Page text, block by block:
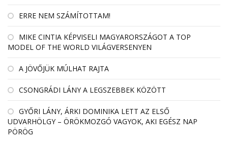
ERRE NEM SZÁMÍTOTTAM!
MIKE CINTIA KÉPVISELI MAGYARORSZÁGOT A TOP
MODEL OF THE WORLD VILÁGVERSENYEN
A JÖVŐJÜK MÚLHAT RAJTA
CSONGRÁDI LÁNY A LEGSZEBBEK KÖZÖTT
GYŐRI LÁNY, ÁRKI DOMINIKA LETT AZ ELSŐ
UDVARHÖLGY – ÖRÖKMOZGÓ VAGYOK, AKI EGÉSZ NAP
PÖRÖG